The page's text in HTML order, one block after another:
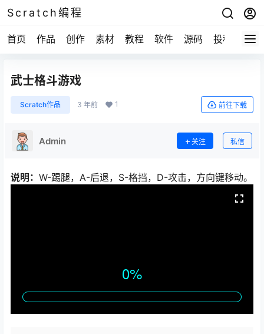
Scratch编程
首页 作品 创作 素材 教程 软件 源码 投稿 关于
武士格斗游戏
Scratch作品 3 年前 1 前往下载
Admin 关注 私信
说明： W-踢腿，A-后退，S-格挡，D-攻击，方向键移动。